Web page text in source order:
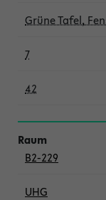
Grüne Tafel,
7
42
B2-229
UHG